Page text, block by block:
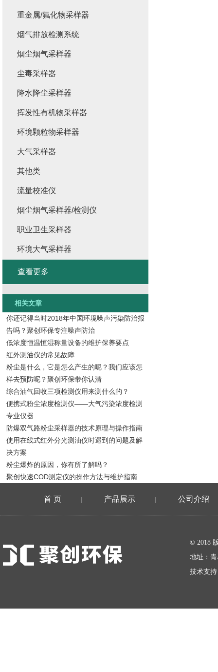
重金属/氟化物采样器
烟气排放检测系统
烟尘烟气采样器
尘毒采样器
降水降尘采样器
挥发性有机物采样器
环境颗粒物采样器
大气采样器
其他类
流量校准仪
烟尘烟气采样器/检测仪
职业卫生采样器
环境大气采样器
查看更多
相关文章
你还记得当时2018年中国环境噪声污染防治报
告吗？聚创环保专注噪声防治
低浓度恒温恒湿称量设备的维护保养要点
红外测油仪的常见故障
粉尘是什么，它是怎么产生的呢？我们应该怎
样去预防呢？聚创环保带你认清
综合油气回收三项检测仪用来测什么的？
便携式粉尘浓度检测仪——大气污染浓度检测
专业仪器
防爆双气路粉尘采样器的技术原理与操作指南
使用在线式红外分光测油仪时遇到的问题及解
决方案
粉尘爆炸的原因，你有所了解吗？
聚创快速COD测定仪的操作方法与维护指南
首 页 | 产品展示 | 公司介绍
© 2018
地址：
技术支